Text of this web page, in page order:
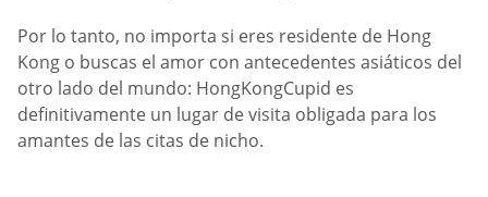
Por lo tanto, no importa si eres residente de Hong
Kong o buscas el amor con antecedentes asiáticos del
otro lado del mundo: HongKongCupid es
definitivamente un lugar de visita obligada para los
amantes de las citas de nicho.